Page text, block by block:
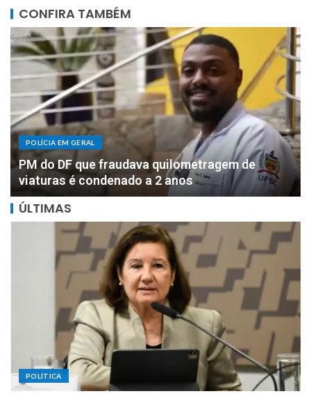
CONFIRA TAMBÉM
POLÍCIA EM GERAL
DOIS MILHÕES: PF apreende R$ 2 milhões com
motorista de parlamentar federal de Rondônia
ÚLTIMAS
POLÍTICA